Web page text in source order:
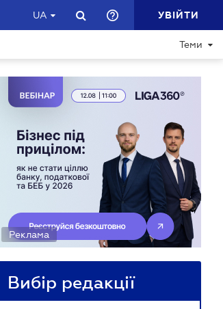
UA УВІЙТИ
Теми
Реклама
Вибір редакції